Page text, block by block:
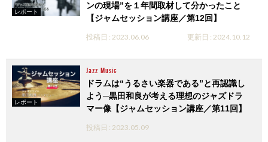
レポート
ンの現場”を１年間取材して分かったこと
【ジャムセッション講座／第12回】
投稿日 : 2023.06.06 更新日 : 2024.10.12
レポート
Jazz Music
ドラムは“うるさい楽器である”と再認識し
よう─黒田和良が考える理想のジャズドラ
マー像【ジャムセッション講座／第11回】
投稿日 : 2023.05.09